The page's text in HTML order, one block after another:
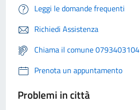
Leggi le domande frequenti
Richiedi Assistenza
Chiama il comune 0793403104
Prenota un appuntamento
Problemi in città